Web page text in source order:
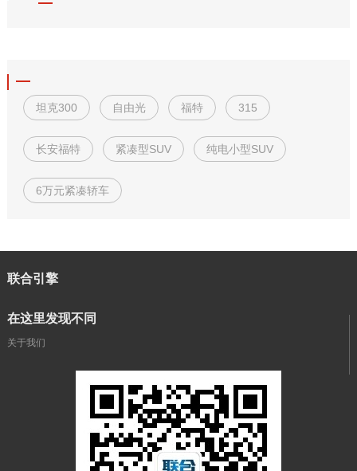
坦克300 自由光 福特 315
长安福特 紧凑型SUV 纯电小型SUV
6万元紧凑轿车
联合引擎
在这里发现不同
关于我们